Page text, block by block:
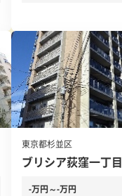
東京都杉並区
ブリシア荻窪一丁目
-万円～-万円